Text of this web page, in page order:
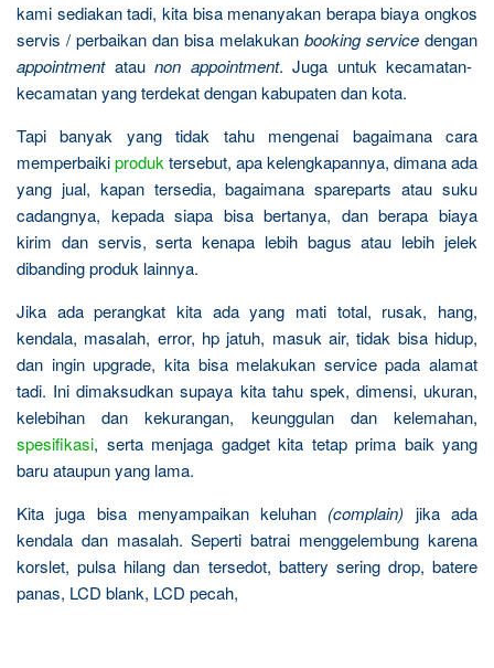
kami sediakan tadi, kita bisa menanyakan berapa biaya ongkos
servis / perbaikan dan bisa melakukan booking service dengan
appointmentataunon appointment. Juga untuk kecamatan-
kecamatan yang terdekat dengan kabupaten dan kota.
Tapi banyak yang tidak tahu mengenai bagaimana cara
memperbaikiproduktersebut, apa kelengkapannya, dimana ada
yang jual, kapan tersedia, bagaimana spareparts atau suku
cadangnya, kepada siapa bisa bertanya, dan berapa biaya
kirim dan servis, serta kenapa lebih bagus atau lebih jelek
dibanding produk lainnya.
Jika ada perangkat kita ada yang mati total, rusak, hang,
kendala, masalah, error, hp jatuh, masuk air, tidak bisa hidup,
dan ingin upgrade, kita bisa melakukan service pada alamat
tadi. Ini dimaksudkan supaya kita tahu spek, dimensi, ukuran,
kelebihan dan kekurangan, keunggulan dan kelemahan,
spesifikasi, serta menjaga gadget kita tetap prima baik yang
baru ataupun yang lama.
Kita juga bisa menyampaikan keluhan (complain) jika ada
kendala dan masalah. Seperti batrai menggelembung karena
korslet, pulsa hilang dan tersedot, battery sering drop, batere
panas, LCD blank, LCD pecah,